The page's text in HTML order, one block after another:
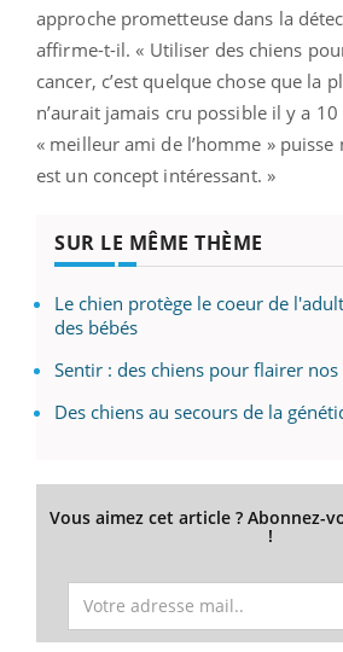
approche prometteuse dans la
affirme-t-il. « Utiliser des chiens
cancer, c’est quelque chose que la
n’aurait jamais cru possible il y a
« meilleur ami de l’homme » puisse
est un concept intéressant. »
SUR LE MÊME THÈME
Le chien protège le coeur de
des bébés
Sentir : des chiens pour flairer nos
Des chiens au secours de la
Vous aimez cet article ? Abonnez-
!